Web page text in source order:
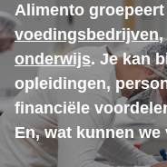
CONTACT
Alimento
voedingsbedrijven,
onderwijs. Je kan
opleidingen,
financiële
En, wat kunnen